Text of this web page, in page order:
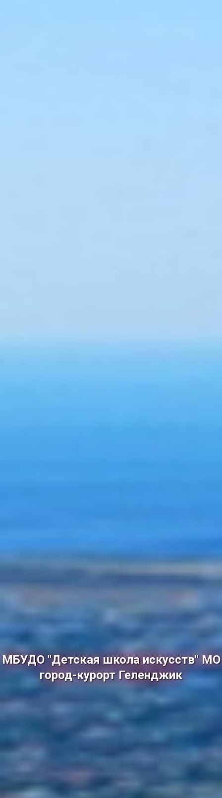
МБУДО "Детская школа искусств" МО
город-курорт Геленджик